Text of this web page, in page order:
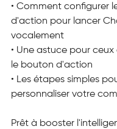
• Comment configurer
d'action pour lancer
vocalement
• Une astuce pour
le bouton d'action
• Les étapes simples
personnaliser votre
Prêt à booster